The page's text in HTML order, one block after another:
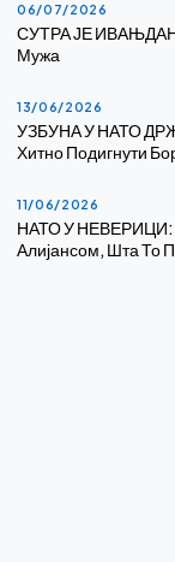
06/07/2026
СУТРА ЈЕ ИВАЊДАН:
Мужа
13/06/2026
УЗБУНА У НАТО
Хитно Подигнути
11/06/2026
НАТО У НЕВЕРИЦИ:
Алијансом, Шта То